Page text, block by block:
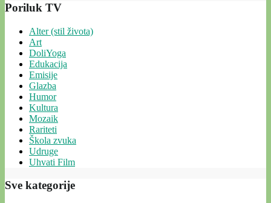
Poriluk TV
Alter (stil života)
Art
DoliYoga
Edukacija
Emisije
Glazba
Humor
Kultura
Mozaik
Rariteti
Škola zvuka
Udruge
Uhvati Film
Sve kategorije